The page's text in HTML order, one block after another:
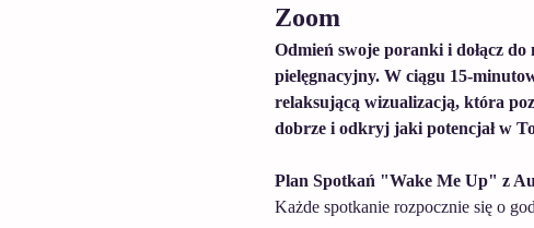
Zoom
Odmień swoje poranki i dołącz
pielęgnacyjny. W ciągu 15-
relaksującą wizualizacją, która
dobrze i odkryj jaki potencjał w
Plan Spotkań "Wake Me Up" z
Każde spotkanie rozpocznie się o